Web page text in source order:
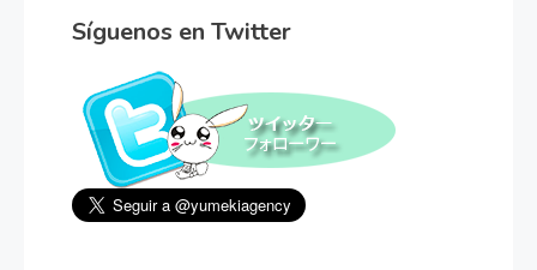
Síguenos en Twitter